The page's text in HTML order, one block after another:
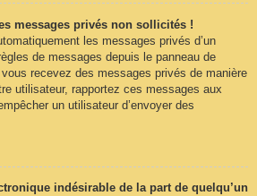
messages privés non sollicités !
les messages privés d’un
de messages depuis le panneau de
recevez des messages privés de manière
utilisateur, rapportez ces messages aux
un utilisateur d’envoyer des
indésirable de la part de quelqu’un